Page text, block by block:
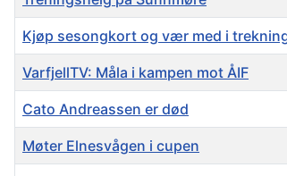
Kjøp sesongkort og vær med i
VarfjellTV: Måla i kampen mot ÅIF
Cato Andreassen er død
Møter Elnesvågen i cupen